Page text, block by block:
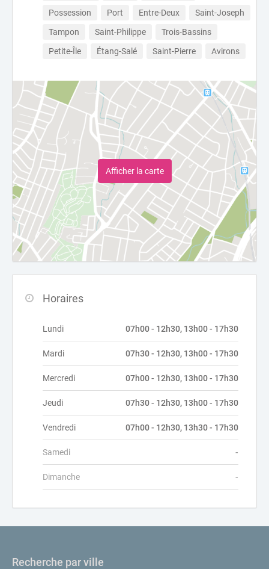
Possession Port Entre-Deux
Saint-Joseph
Tampon
Saint-Philippe
Trois-Bassins
Petite-Île
Étang-Salé Saint-Pierre Avirons
Afficher la carte
Horaires
Lundi 07h00 - 12h30, 13h00 - 17h30
Mardi 07h30 - 12h30, 13h00 - 17h30
Mercredi 07h00 - 12h30, 13h00 - 17h30
Jeudi 07h30 - 12h30, 13h00 - 17h30
Vendredi 07h00 - 12h30, 13h30 - 17h30
Samedi -
Dimanche -
Recherche par ville